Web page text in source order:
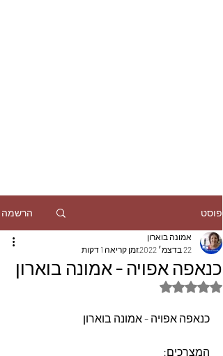
פוסט הרשמה
כנאפה אפויה - אמונה בוארון
אמונה בוארון
22 בדצמ׳ 2022
זמן קריאה 1 דקות
דירוג של NaN מתוך 5 כוכבים
כנאפה אפויה - אמונה בוארון
המצרכים: